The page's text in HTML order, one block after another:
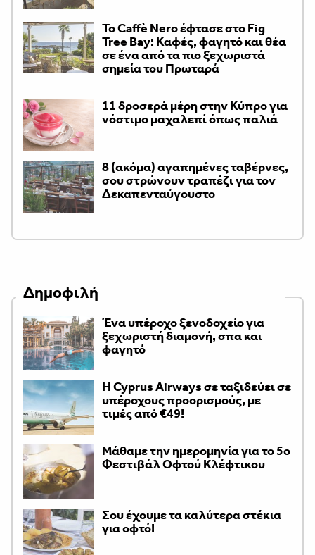
Το Caffè Nero έφτασε στο Fig
Tree Bay: Καφές, φαγητό και θέα
σε ένα από τα πιο ξεχωριστά
σημεία του Πρωταρά
11 δροσερά μέρη στην Κύπρο για
νόστιμο μαχαλεπί όπως παλιά
8 (ακόμα) αγαπημένες ταβέρνες,
σου στρώνουν τραπέζι για τον
Δεκαπενταύγουστο
Δημοφιλή
Ένα υπέροχο ξενοδοχείο για
ξεχωριστή διαμονή, σπα και
φαγητό
H Cyprus Airways σε ταξιδεύει σε
υπέροχους προορισμούς, με
τιμές από €49!
Μάθαμε την ημερομηνία για το 5ο
Φεστιβάλ Οφτού Κλέφτικου
Σου έχουμε τα καλύτερα στέκια
για οφτό!